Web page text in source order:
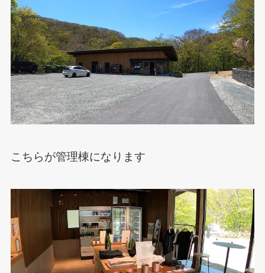
こちらが管理棟になります